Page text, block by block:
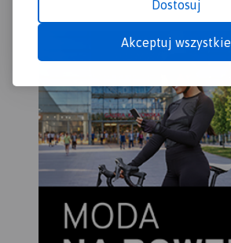
Dostosuj
Akceptuj wszystkie
„wielką zerwą Babiej Góry”. U
północnych podnóży Babiej
wieś w Polsce – Zawoja. Jest
to atrakcyjna miejscowość
wypoczynkowa oraz idealna
baza wypadowa w Pasmo
Babiogórskie. Na mapie
zastosowano cieniowanie w
celu uzyskania wrażenia
plastyczności rzeźby
terenu. Mapę offline można